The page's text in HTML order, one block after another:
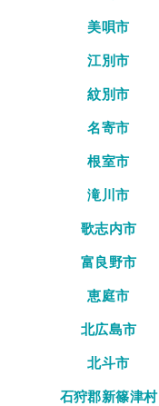
美唄市
江別市
紋別市
名寄市
根室市
滝川市
歌志内市
富良野市
恵庭市
北広島市
北斗市
石狩郡新篠津村